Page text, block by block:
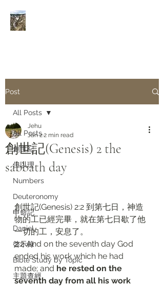
Post
All Posts
創世紀
但以理
Numbers
Deuteronomy‬
申命記
Daniel
啓示錄
Bible Study by Topic
主題查經
All Posts
創世記(Genesis) 2 the
sabbath day
Jehu
Jan 22 min read
創世記(Genesis) 2:2 到第七日，神造
物的工已經完畢，就在第七日歇了他
一切的工，安息了。
2:2 And on the seventh day God
ended his work which he had
made; and he rested on the
seventh day from all his work